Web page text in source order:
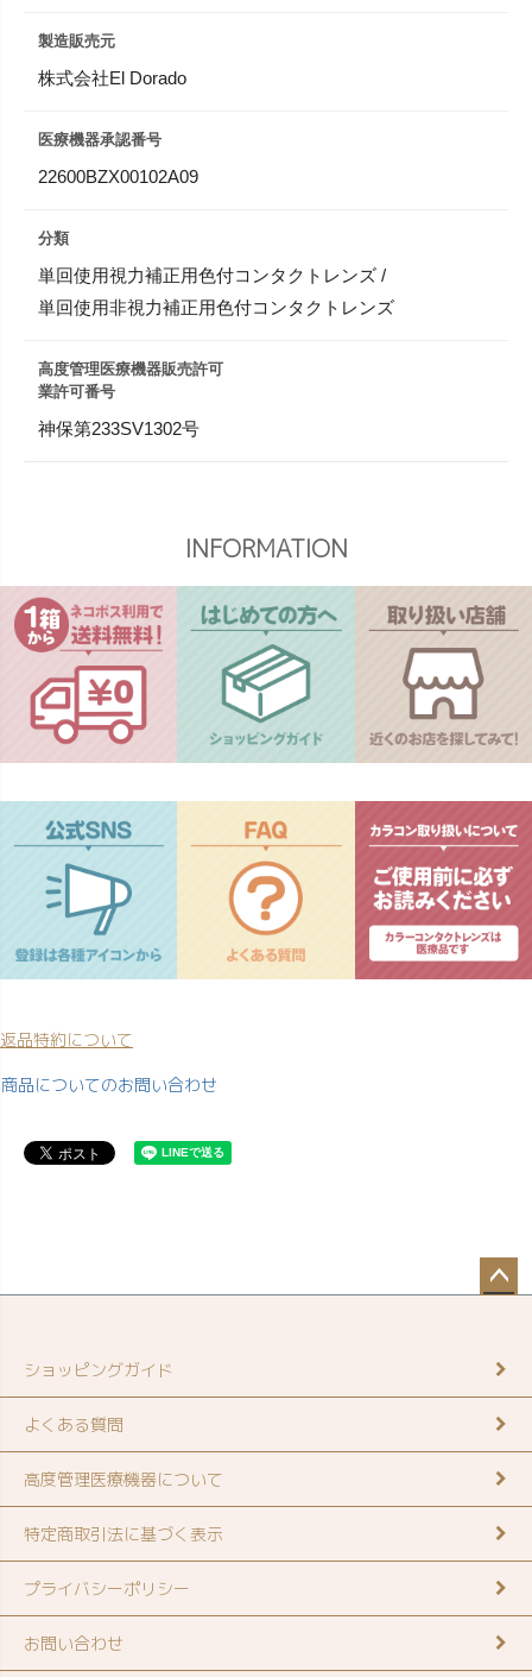
製造販売元
株式会社El Dorado
医療機器承認番号
22600BZX00102A09
分類
単回使用視力補正用色付コンタクトレンズ /
単回使用非視力補正用色付コンタクトレンズ
高度管理医療機器販売許可
業許可番号
神保第233SV1302号
INFORMATION
返品特約について
商品についてのお問い合わせ
ップ
ショッピングガイド
よくある質問
高度管理医療機器について
特定商取引法に基づく表示
プライバシーポリシー
お問い合わせ